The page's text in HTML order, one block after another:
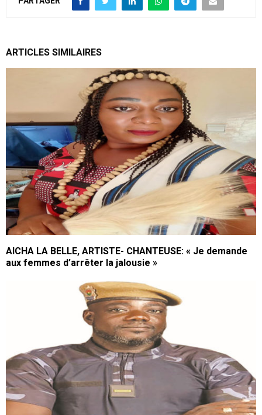
ARTICLES SIMILAIRES
AICHA LA BELLE, ARTISTE- CHANTEUSE: « Je demande
aux femmes d’arrêter la jalousie »